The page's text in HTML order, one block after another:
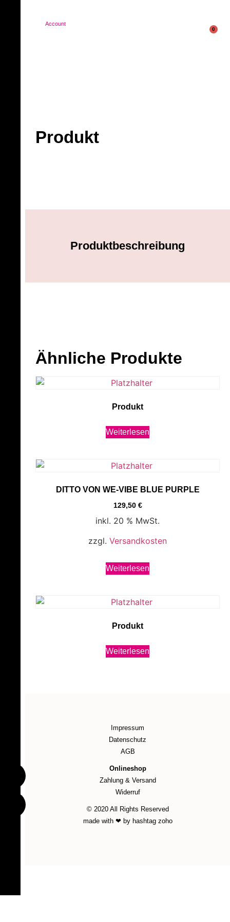
Account
0
Produkt
Produktbeschreibung
Ähnliche Produkte
Produkt
Weiterlesen
DITTO VON WE-VIBE BLUE PURPLE
129,50 €
inkl. 20 % MwSt.
zzgl.Versandkosten
Weiterlesen
Produkt
Weiterlesen
Impressum
Datenschutz
AGB
Onlineshop
Zahlung & Versand
Widerruf
© 2020 All Rights Reserved
made with ❤ by hashtag zoho